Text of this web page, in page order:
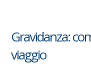
Gravidanza:
viaggio